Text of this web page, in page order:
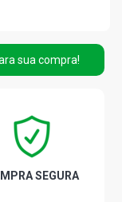
sua compra!
SEGURA